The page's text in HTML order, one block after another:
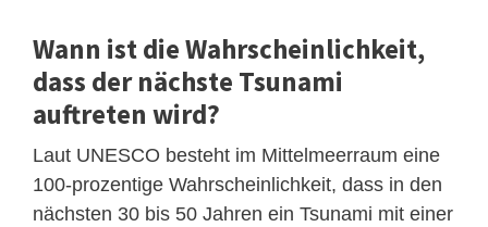
Wann ist die Wahrscheinlichkeit,
dass der nächste Tsunami
auftreten wird?
Laut UNESCO besteht im Mittelmeerraum eine
100-prozentige Wahrscheinlichkeit, dass in den
nächsten 30 bis 50 Jahren ein Tsunami mit einer